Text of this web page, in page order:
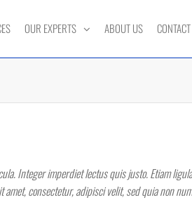
OUR EXPERTS ABOUT US CONTACT
Integer imperdiet lectus quis justo. Etiam
consectetur, adipisci velit, sed quia non